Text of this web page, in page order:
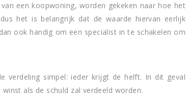
een koopwoning, worden gekeken naar hoe het
het is belangrijk dat de waarde hiervan eerlijk
ook handig om een specialist in te schakelen om
verdeling simpel: ieder krijgt de helft. In dit geval
als de schuld zal verdeeld worden.